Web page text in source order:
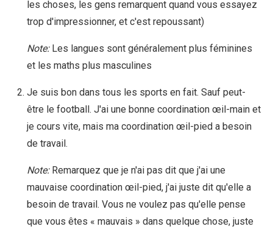
les choses, les gens remarquent quand vous essayez
trop d'impressionner, et c'est repoussant)
Note:Les langues sont généralement plus féminines
et les maths plus masculines
Je suis bon dans tous les sports en fait. Sauf peut-
être le football. J'ai une bonne coordination œil-main et
je cours vite, mais ma coordination œil-pied a besoin
de travail.
Note:Remarquez que je n'ai pas dit que j'ai une
mauvaise coordination œil-pied, j'ai juste dit qu'elle a
besoin de travail. Vous ne voulez pas qu'elle pense
que vous êtes « mauvais » dans quelque chose, juste